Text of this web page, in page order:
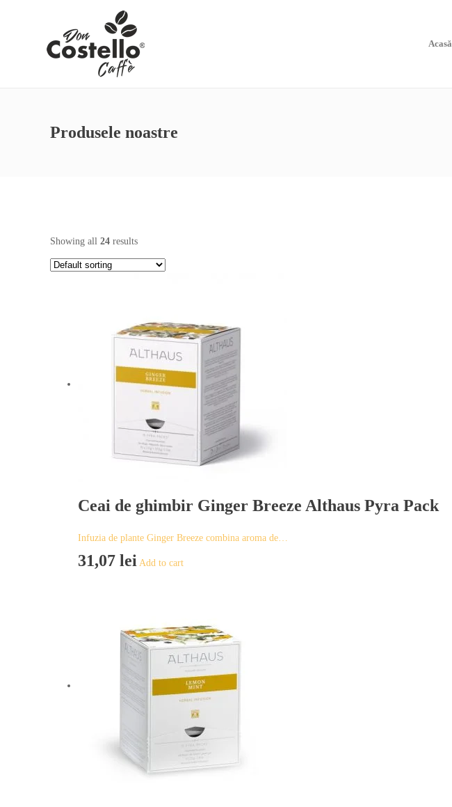
Acasă
Produsele noastre
Showing all 24 results
Ceai de ghimbir Ginger Breeze Althaus Pyra Pack
Infuzia de plante Ginger Breeze combina aroma de…
31,07 lei Add to cart